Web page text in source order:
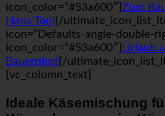
icon_color=”#53a600″] Zum
Hans Toni [/
icon=”Defaults-angle-double-
icon_color=”#53a600″] Urlaub
Bauernhof [/
[vc_column_text]
Ideale Käsemischung